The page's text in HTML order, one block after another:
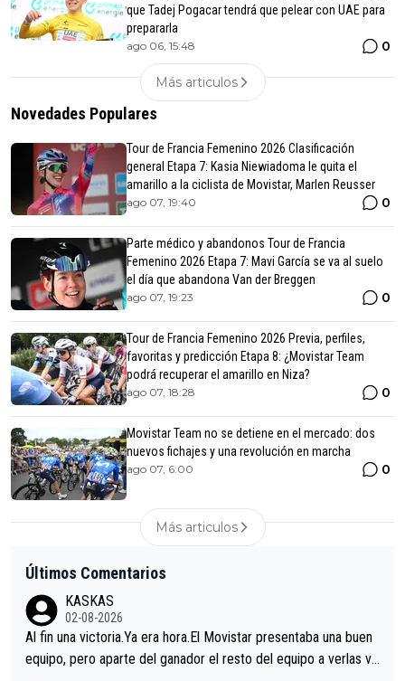
que Tadej Pogacar tendrá que pelear con UAE para
prepararla
ago 06, 15:48 0
Más articulos
Novedades Populares
Tour de Francia Femenino 2026 Clasificación
general Etapa 7: Kasia Niewiadoma le quita el
amarillo a la ciclista de Movistar, Marlen Reusser
ago 07, 19:40 0
Parte médico y abandonos Tour de Francia
Femenino 2026 Etapa 7: Mavi García se va al suelo
el día que abandona Van der Breggen
ago 07, 19:23 0
Tour de Francia Femenino 2026 Previa, perfiles,
favoritas y predicción Etapa 8: ¿Movistar Team
podrá recuperar el amarillo en Niza?
ago 07, 18:28 0
Movistar Team no se detiene en el mercado: dos
nuevos fichajes y una revolución en marcha
ago 07, 6:00 0
Más articulos
Últimos Comentarios
KASKAS
02-08-2026
Al fin una victoria.Ya era hora.El Movistar presentaba una buen
equipo, pero aparte del ganador el resto del equipo a verlas ve